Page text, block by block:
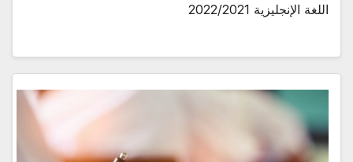
اللغة الإنجليزية 2022/2021